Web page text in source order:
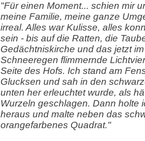
"Für einen Moment... schien mir
meine Familie, meine ganze
irreal. Alles war Kulisse, alles
sein - bis auf die Ratten, die
Gedächtniskirche und das jetzt
Schneeregen flimmernde
Seite des Hofs. Ich stand am
Glucksen und sah in den
unten her erleuchtet wurde, als
Wurzeln geschlagen. Dann holte
heraus und malte neben das
orangefarbenes Quadrat."